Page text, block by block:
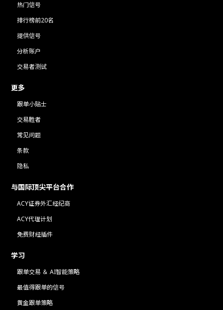
热门信号
排行榜前20名
提供信号
分析账户
交易者测试
更多
跟单小贴士
交易胜者
常见问题
条款
隐私
与国际顶尖平台合作
ACY证券外汇经纪商
ACY代理计划
免费财经插件
学习
跟单交易 ＆ AI智能策略
最值得跟单的信号
黄金跟单策略